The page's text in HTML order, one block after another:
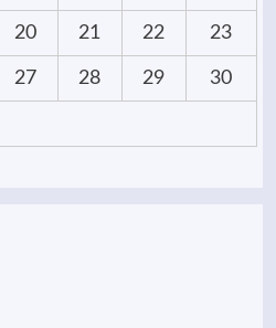
20 21 22 23
27 28 29 30